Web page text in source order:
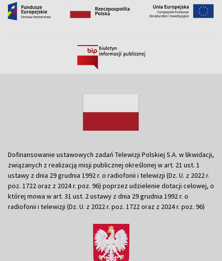
Dofinansowanie ustawowych zadań Telewizji Polskiej S.A. w likwidacji,
związanych z realizacją misji publicznej określonej w art. 21 ust. 1
ustawy z dnia 29 grudnia 1992 r. o radiofonii i telewizji (Dz. U. z 2022 r.
poz. 1722 oraz z 2024 r. poz. 96) poprzez udzielenie dotacji celowej, o
której mowa w art. 31 ust. 2 ustawy z dnia 29 grudnia 1992 r. o
radiofonii i telewizji (Dz. U. z 2022 r. poz. 1722 oraz z 2024 r. poz. 96)